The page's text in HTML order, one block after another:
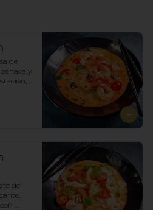
de
y
de